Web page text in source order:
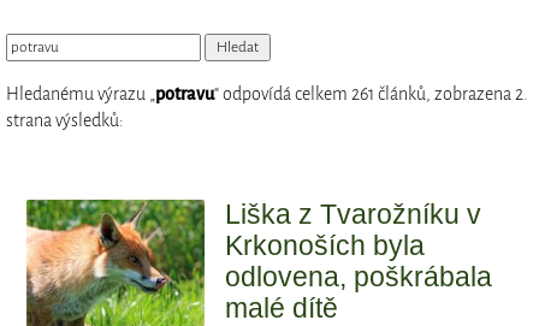
Hledanému výrazu „potravu“ odpovídá celkem 261 článků, zobrazena 2.
strana výsledků:
Liška z Tvarožníku v
Krkonoších byla
odlovena, poškrábala
malé dítě